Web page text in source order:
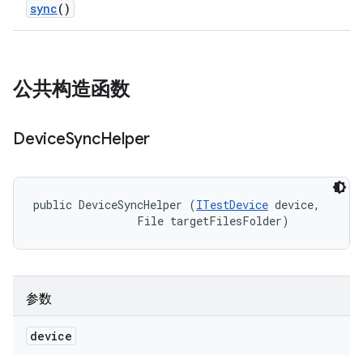
sync()
公共构造函数
DeviceSyncHelper
public DeviceSyncHelper (ITestDevice device,
                File targetFilesFolder)
参数
device